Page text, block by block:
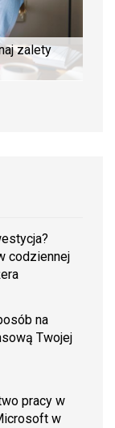
zalety
codziennej
na
Twojej
pracy w
w